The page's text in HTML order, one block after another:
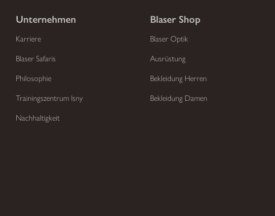
Unternehmen
Karriere
Blaser Safaris
Philosophie
Trainingszentrum Isny
Nachhaltigkeit
Blaser Shop
Blaser Optik
Ausrüstung
Bekleidung Herren
Bekleidung Damen